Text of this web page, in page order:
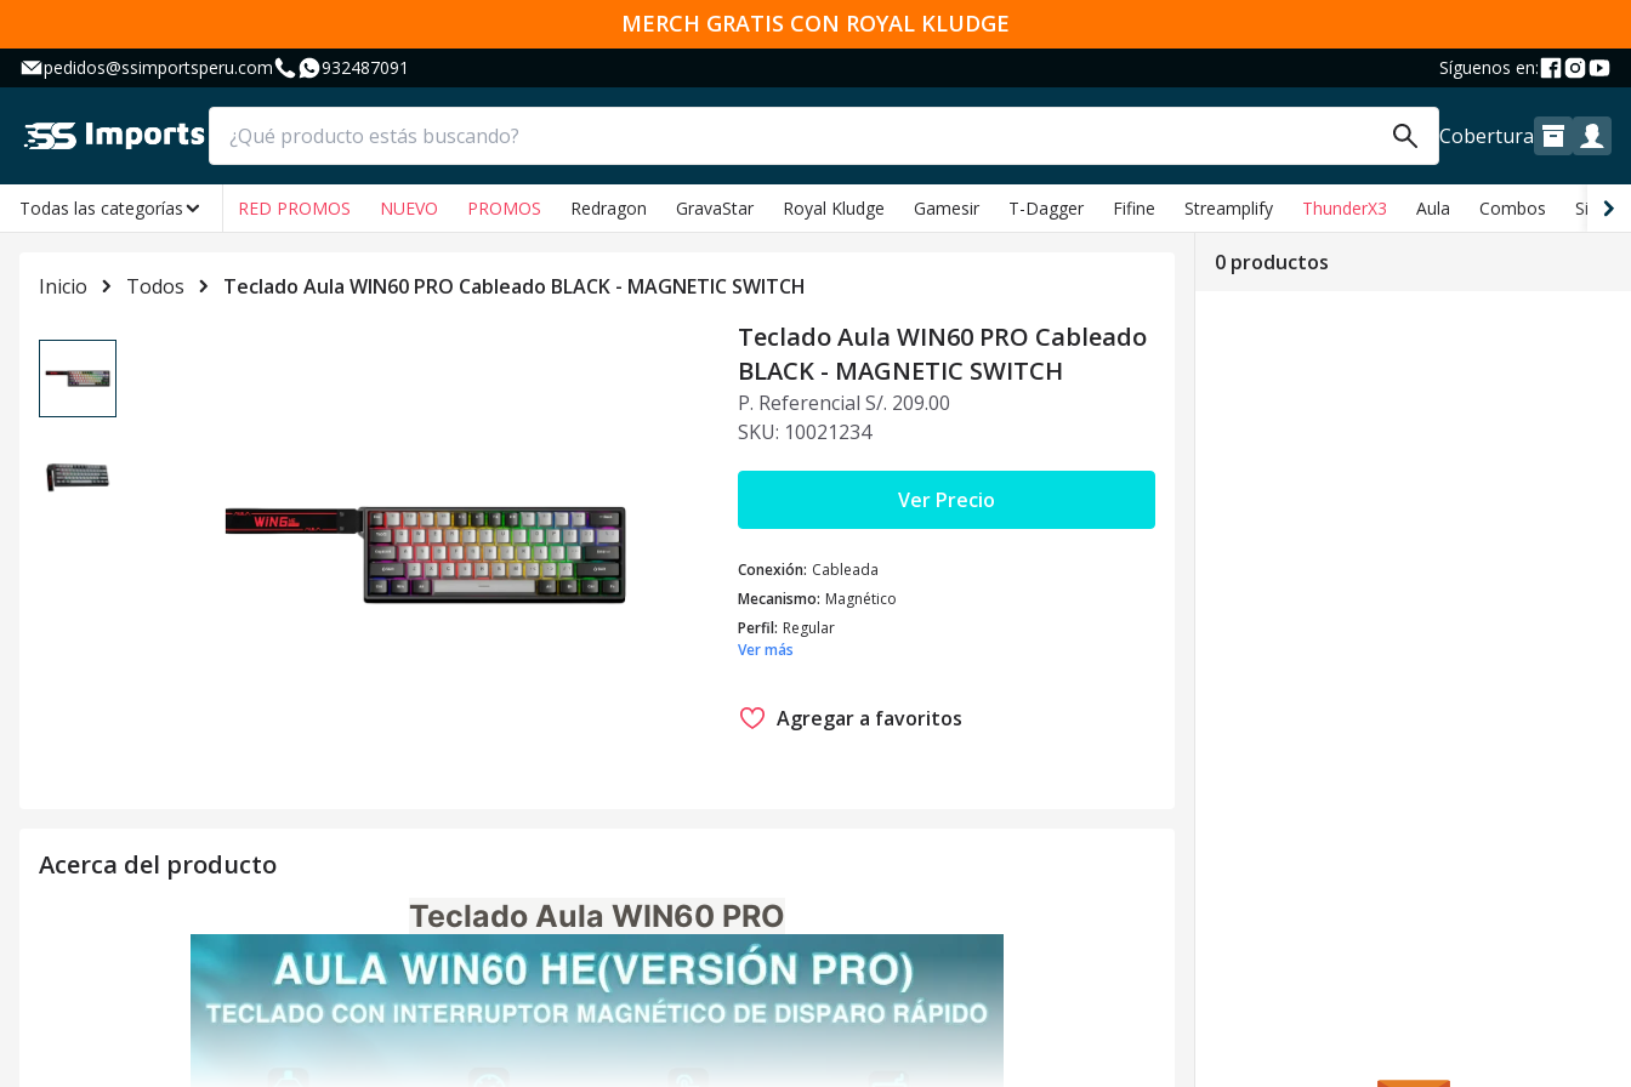
MERCH GRATIS CON ROYAL KLUDGE
pedidos@ssimportsperu.com 932487091 Síguenos en:
Cobertura
Todas las categorías RED PROMOS NUEVO PROMOS Redragon GravaStar Royal Kludge Gamesir T-Dagger Fifine Streamplify ThunderX3 Aula Combos Sillas
0 productos
Inicio Todos Teclado Aula WIN60 PRO Cableado BLACK - MAGNETIC SWITCH
Teclado Aula WIN60 PRO Cableado
BLACK - MAGNETIC SWITCH
P. Referencial S/. 209.00
SKU: 10021234
Ver Precio
Conexión: Cableada
Mecanismo: Magnético
Perfil: Regular
Ver más
Agregar a favoritos
Acerca del producto
Teclado Aula WIN60 PRO